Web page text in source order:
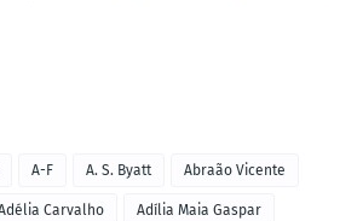
A-F A. S. Byatt Abraão Vicente
Carvalho Adília Maia Gaspar